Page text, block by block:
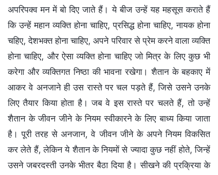
अपरिपक्व मन में बो दिए जाते हैं। ये बीज उन्हें यह महसूस कराते हैं
कि उन्हें महान व्यक्ति होना चाहिए, प्रसिद्ध होना चाहिए, नायक होना
चहिए, देशभक्त होना चाहिए, अपने परिवार से प्रेम करने वाला व्यक्ति
होना चाहिए, और ऐसा व्यक्ति होना चाहिए जो मित्र के लिए कुछ भी
करेगा और व्यक्तिगत निष्ठा की भावना रखेगा। शैतान के बहकाए में
आकर वे अनजाने ही उस रास्ते पर चल पड़ते हैं, जिसे उसने उनके
लिए तैयार किया होता है। जब वे इस रास्ते पर चलते हैं, तो उन्हें
शैतान के जीवन जीने के नियम स्वीकारने के लिए बाध्य किया जाता
है। पूरी तरह से अनजान, वे जीवन जीने के अपने नियम विकसित
कर लेते हैं, लेकिन ये शैतान के नियमों से ज्यादा कुछ नहीं होते, जिन्हें
उसने जबरदस्ती उनके भीतर बैठा दिया है। सीखने की प्रक्रिया के